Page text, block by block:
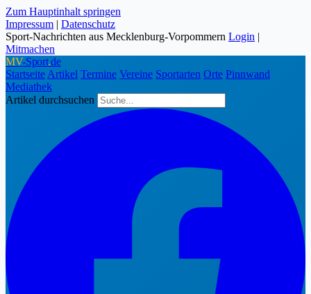
Zum Hauptinhalt springen
Impressum | Datenschutz
Sport-Nachrichten aus Mecklenburg-Vorpommern Login |
Mitmachen
MV-Sport.de
Startseite Artikel Termine Vereine Sportarten Orte Pinnwand
Mediathek
Artikel durchsuchen